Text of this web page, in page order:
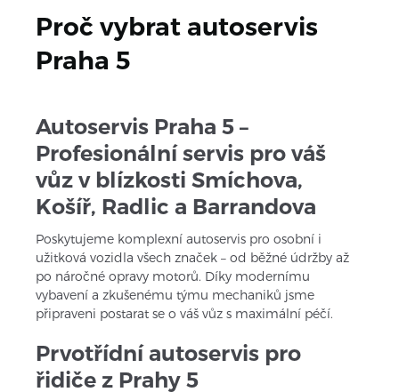
Proč vybrat autoservis
Praha 5
Autoservis Praha 5 –
Profesionální servis pro váš
vůz v blízkosti Smíchova,
Košíř, Radlic a Barrandova
Poskytujeme komplexní autoservis pro osobní i
užitková vozidla všech značek – od běžné údržby až
po náročné opravy motorů. Díky modernímu
vybavení a zkušenému týmu mechaniků jsme
připraveni postarat se o váš vůz s maximální péčí.
Prvotřídní autoservis pro
řidiče z Prahy 5